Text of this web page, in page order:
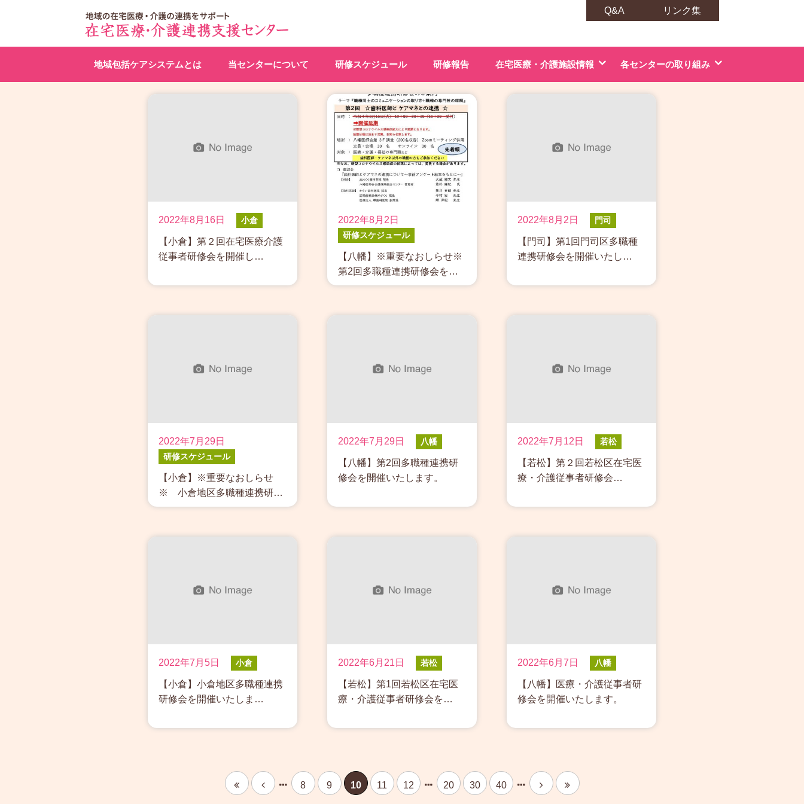
Q&A リンク集
地域包括ケアシステムとは 当センターについて 研修スケジュール 研修報告 在宅医療・介護施設情報 各センターの取り組み
2022年8月16日 小倉
【小倉】第２回在宅医療介護
従事者研修会を開催し…
2022年8月2日
研修スケジュール
【八幡】※重要なおしらせ※
第2回多職種連携研修会を…
2022年8月2日 門司
【門司】第1回門司区多職種
連携研修会を開催いたし…
2022年7月29日
研修スケジュール
【小倉】※重要なおしらせ
※ 小倉地区多職種連携研…
2022年7月29日 八幡
【八幡】第2回多職種連携研
修会を開催いたします。
2022年7月12日 若松
【若松】第２回若松区在宅医
療・介護従事者研修会…
2022年7月5日 小倉
【小倉】小倉地区多職種連携
研修会を開催いたしま…
2022年6月21日 若松
【若松】第1回若松区在宅医
療・介護従事者研修会を…
2022年6月7日 八幡
【八幡】医療・介護従事者研
修会を開催いたします。
8 9 10 11 12 20 30 40